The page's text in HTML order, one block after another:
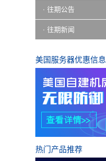
· 往期公告
· 往期新闻
美国服务器优惠信息
热门产品推荐